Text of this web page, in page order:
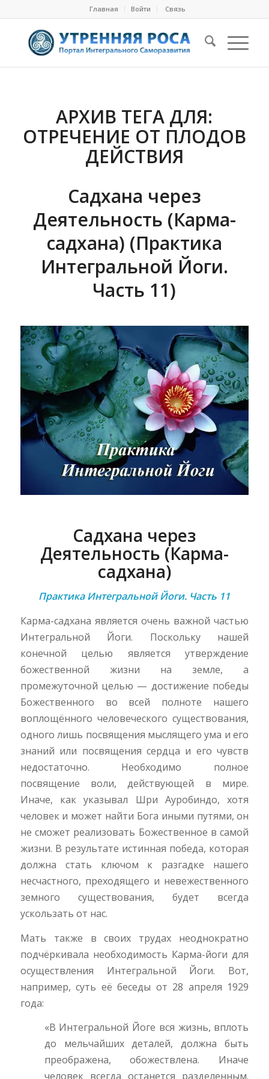
Главная Войти Cвязь
АРХИВ ТЕГА ДЛЯ:
ОТРЕЧЕНИЕ ОТ ПЛОДОВ
ДЕЙСТВИЯ
Садхана через
Деятельность (Карма-
садхана) (Практика
Интегральной Йоги.
Часть 11)
Садхана через
Деятельность (Карма-
садхана)
Практика Интегральной Йоги. Часть 11
Карма-садхана является очень важной частью
Интегральной Йоги. Поскольку нашей
конечной целью является утверждение
божественной жизни на земле, а
промежуточной целью — достижение победы
Божественного во всей полноте нашего
воплощённого человеческого существования,
одного лишь посвящения мыслящего ума и его
знаний или посвящения сердца и его чувств
недостаточно. Необходимо полное
посвящение воли, действующей в мире.
Иначе, как указывал Шри Ауробиндо, хотя
человек и может найти Бога иными путями, он
не сможет реализовать Божественное в самой
жизни. В результате истинная победа, которая
должна стать ключом к разгадке нашего
несчастного, преходящего и невежественного
земного существования, будет всегда
ускользать от нас.
Мать также в своих трудах неоднократно
подчёркивала необходимость Карма-йоги для
осуществления Интегральной Йоги. Вот,
например, суть её беседы от 28 апреля 1929
года:
«В Интегральной Йоге вся жизнь, вплоть
до мельчайших деталей, должна быть
преображена, обожествлена. Иначе
человек всегда останется разделенным.